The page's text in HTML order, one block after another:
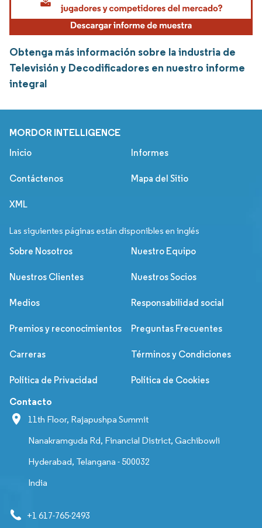
Obtenga más información sobre la industria de
Televisión y Decodificadores en nuestro informe
integral
MORDOR INTELLIGENCE
Inicio Informes
Contáctenos Mapa del Sitio
XML
Las siguientes páginas están disponibles en inglés
Sobre Nosotros Nuestro Equipo
Nuestros Clientes Nuestros Socios
Medios Responsabilidad social
Premios y reconocimientos Preguntas Frecuentes
Carreras Términos y Condiciones
Política de Privacidad Política de Cookies
Contacto
11th Floor, Rajapushpa Summit
Nanakramguda Rd, Financial District, Gachibowli
Hyderabad, Telangana - 500032
India
+1 617-765-2493